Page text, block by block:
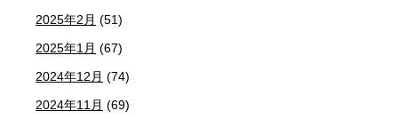
2025年2月 (51)
2025年1月 (67)
2024年12月 (74)
2024年11月 (69)